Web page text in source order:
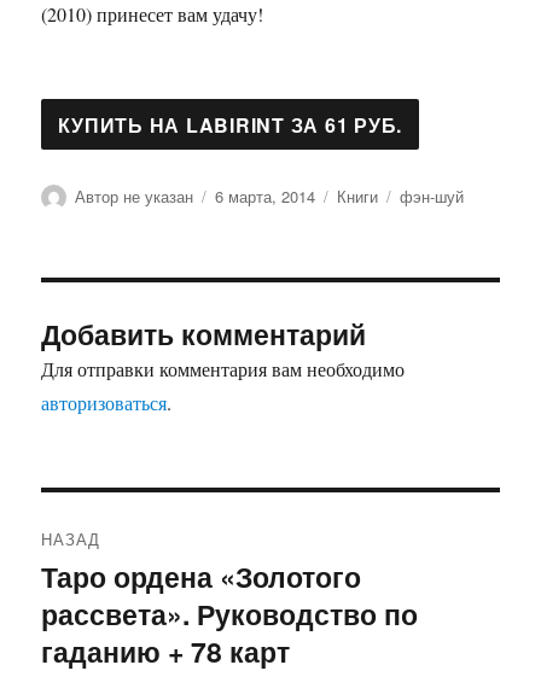
(2010) принесет вам удачу!
Автор
Автор не указан Опубликовано
6 марта, 2014 Рубрики
Книги Метки
фэн-шуй
Добавить комментарий
Для отправки комментария вам необходимо
авторизоваться.
по
записям
НАЗАД
Предыдущая
запись:
Таро ордена «Золотого
рассвета». Руководство по
гаданию + 78 карт